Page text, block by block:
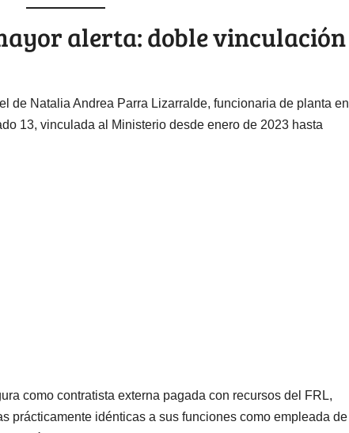
alerta: doble vinculación
de Natalia Andrea Parra Lizarralde, funcionaria de planta en
13, vinculada al Ministerio desde enero de 2023 hasta
como contratista externa pagada con recursos del FRL,
prácticamente idénticas a sus funciones como empleada de